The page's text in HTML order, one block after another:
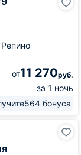
от11 270руб.
за 1 ночь
564 бонуса